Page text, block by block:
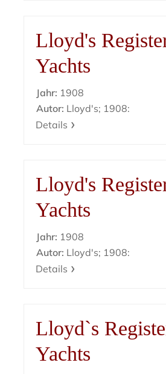
Lloyd's
Yachts
Jahr: 1908
Autor: Lloyd's; 1908:
Details
Lloyd's
Yachts
Jahr: 1908
Autor: Lloyd's; 1908:
Details
Lloyd`s
Yachts